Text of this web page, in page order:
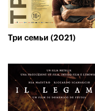
Три семьи (2021)